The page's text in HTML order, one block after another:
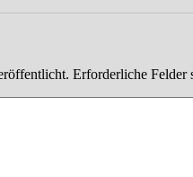
Erforderliche Felder